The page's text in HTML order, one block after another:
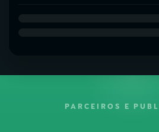
PARCEIROS E